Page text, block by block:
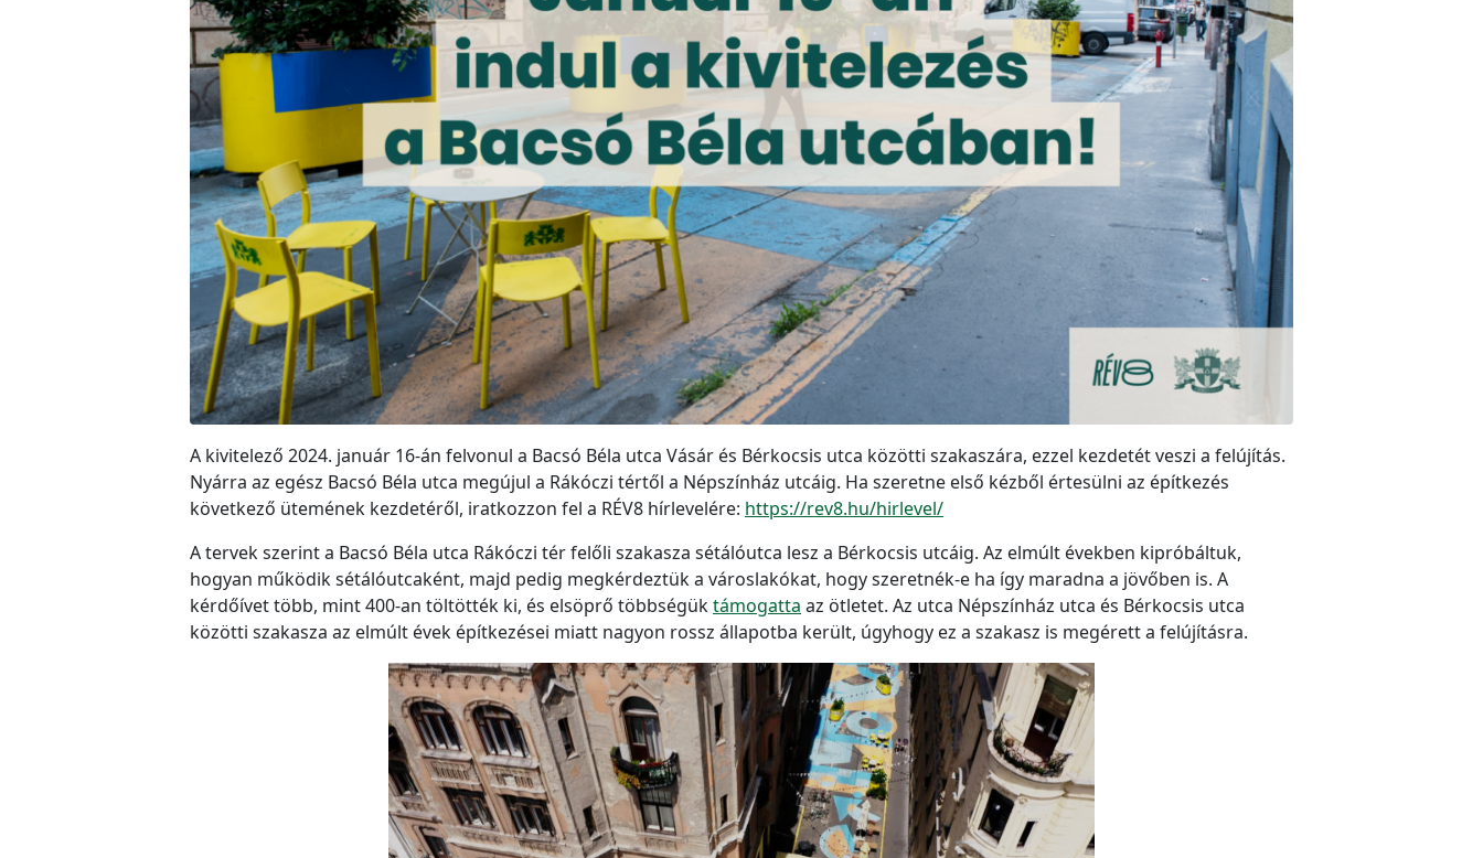
A kivitelező 2024. január 16-án felvonul a Bacsó Béla utca Vásár és Bérkocsis utca közötti szakaszára, ezzel kezdetét veszi a felújítás.
Nyárra az egész Bacsó Béla utca megújul a Rákóczi tértől a Népszínház utcáig. Ha szeretne első kézből értesülni az építkezés
következő ütemének kezdetéről, iratkozzon fel a RÉV8 hírlevelére: https://rev8.hu/hirlevel/
A tervek szerint a Bacsó Béla utca Rákóczi tér felőli szakasza sétálóutca lesz a Bérkocsis utcáig. Az elmúlt években kipróbáltuk,
hogyan működik sétálóutcaként, majd pedig megkérdeztük a városlakókat, hogy szeretnék-e ha így maradna a jövőben is. A
kérdőívet több, mint 400-an töltötték ki, és elsöprő többségüktámogatta az ötletet. Az utca Népszínház utca és Bérkocsis utca
közötti szakasza az elmúlt évek építkezései miatt nagyon rossz állapotba került, úgyhogy ez a szakasz is megérett a felújításra.